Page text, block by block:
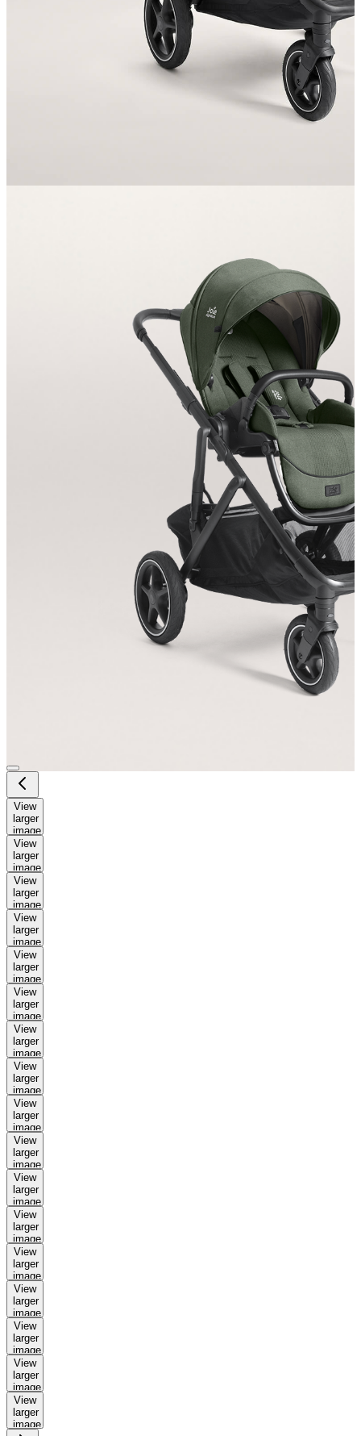
View
larger
image
View
larger
image
View
larger
image
View
larger
image
View
larger
image
View
larger
image
View
larger
image
View
larger
image
View
larger
image
View
larger
image
View
larger
image
View
larger
image
View
larger
image
View
larger
image
View
larger
image
View
larger
image
View
larger
image